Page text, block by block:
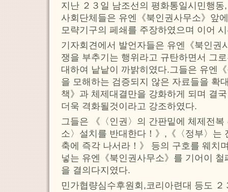
지난 ２３일 남조선의 평화통일시민행
사회단체들은 유엔《북인권사무소》앞
모략기구의 페쇄를 주장하였으며 이어
기자회견에서 발언자들은 유엔《북인권
쟁을 부추기는 행위라고 규탄하면서 그
대하여 낱낱이 까밝히였다.그들은 유엔
을 모해하는 검증되지 않은 자료들을 확
책》과 체제대결만을 강화하게 되며 결
더욱 격화될것이라고 강조하였다.
그들은 《〈인권〉의 간판밑에 체제전
소〉설치를 반대한다！》,《〈정부〉는
축에 즉각 나서라！》 등의 구호를 웨치
넣는 유엔《북인권사무소》를 기어이
을 결의다지였다.
민가협량심수후원회,코리아련대 등도